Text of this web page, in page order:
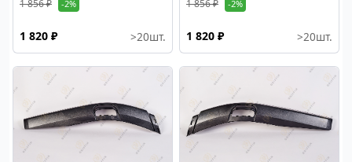
1 856 ₽ -2%
1 820 ₽ >20шт.
1 856 ₽ -2%
1 820 ₽ >20шт.